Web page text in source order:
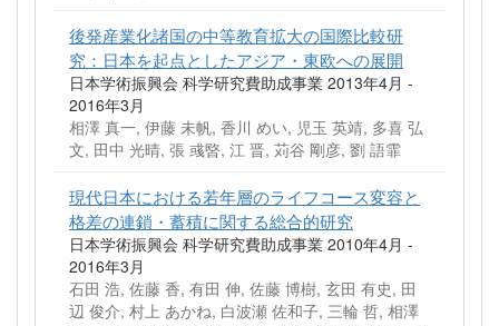
後発産業化諸国の中等教育拡大の国際比較研
究：日本を起点としたアジア・東欧への展開
日本学術振興会 科学研究費助成事業 2013年4月 -
2016年3月
相澤 真一, 伊藤 未帆, 香川 めい, 児玉 英靖, 多喜 弘
文, 田中 光晴, 張 彧暋, 江 晋, 苅谷 剛彦, 劉 語霏
現代日本における若年層のライフコース変容と
格差の連鎖・蓄積に関する総合的研究
日本学術振興会 科学研究費助成事業 2010年4月 -
2016年3月
石田 浩, 佐藤 香, 有田 伸, 佐藤 博樹, 玄田 有史, 田
辺 俊介, 村上 あかね, 白波瀬 佐和子, 三輪 哲, 相澤